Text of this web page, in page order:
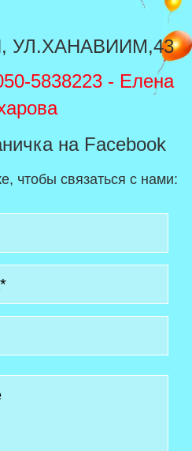
УЛ.ХАНАВИИМ,43
5838223 - Елена
на Facebook
чтобы связаться с нами: